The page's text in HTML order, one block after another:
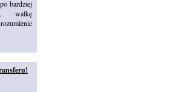
bardziej
walkę